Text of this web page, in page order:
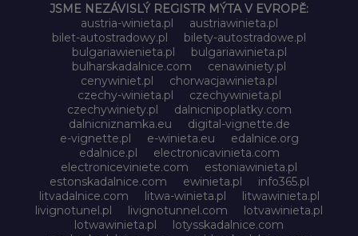
JSME NEZÁVISLÝ REGISTR MÝTA V EVROPĚ:
austria-winieta.pl
austriawinieta.pl
bilet-autostradowy.pl
bilety-autostradowe.pl
bulgariawienieta.pl
bulgariawinieta.pl
bulharskadalnice.com
cenawiniety.pl
cenywiniet.pl
chorwacjawinieta.pl
czechy-winieta.pl
czechywinieta.pl
czechywiniety.pl
dalnicnipoplatky.com
dalnicniznamka.eu
digital-vignette.de
e-vignette.pl
e-winieta.eu
edalnice.org
edalnice.pl
electronicavinieta.com
electroniceviniete.com
estoniawinieta.pl
estonskadalnice.com
ewinieta.pl
info365.pl
litvadalnice.com
litwa-winieta.pl
litwawinieta.pl
livignotunel.pl
livignotunnel.com
lotvawinieta.pl
lotwawinieta.pl
lotysskadalnice.com